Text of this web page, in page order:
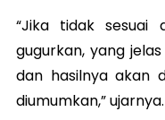
“Jika tidak sesuai
gugurkan, yang
dan hasilnya akan
diumumkan,” ujarnya.